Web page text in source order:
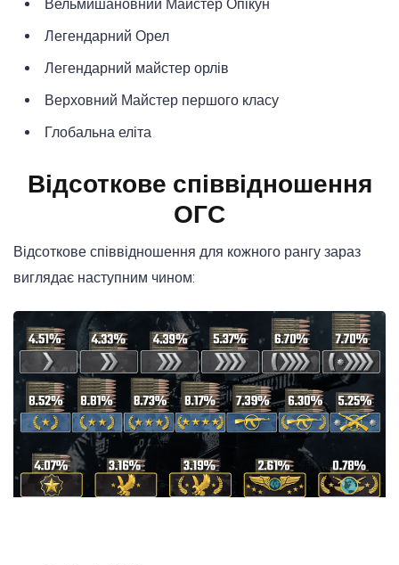
Вельмишановний Майстер Опікун
Легендарний Орел
Легендарний майстер орлів
Верховний Майстер першого класу
Глобальна еліта
Відсоткове співвідношення
ОГС
Відсоткове співвідношення для кожного рангу зараз
виглядає наступним чином: